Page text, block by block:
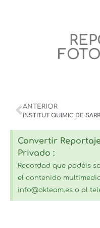
ANTERIOR
Convertir
Privado :
Recordad que podéis
el contenido
info@okteam.es o al